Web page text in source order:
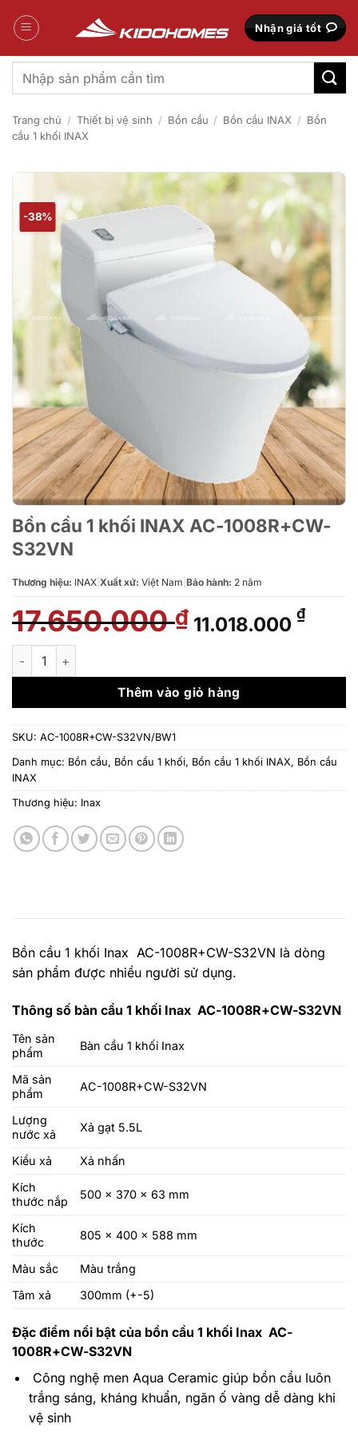
qua
Nhận giá tốt
Tìm
kiếm:
Trang chủ / Thiết bị vệ sinh / Bồn cầu / Bồn cầu INAX / Bồn
cầu 1 khối INAX
-38%
Bồn cầu 1 khối INAX AC-1008R+CW-
S32VN
Thương hiệu: INAX Xuất xứ: Việt Nam Bảo hành: 2 năm
17.650.000₫ Giá
gốc
17.650.000 ₫.
11.018.000 ₫Giá
là:
Bồn cầu 1 khối INAX AC-1008R+CW-S32VN số lượng
Thêm vào giỏ hàng
SKU: AC-1008R+CW-S32VN/BW1
Danh mục: Bồn cầu, Bồn cầu 1 khối, Bồn cầu 1 khối INAX, Bồn cầu
INAX
Thương hiệu: Inax
Bồn cầu 1 khối Inax AC-1008R+CW-S32VN là dòng
sản phẩm được nhiều người sử dụng.
Thông số bàn cầu 1 khối Inax AC-1008R+CW-S32VN
Tên sản
phẩm
Bàn cầu 1 khối Inax
Mã sản
phẩm
AC-1008R+CW-S32VN
Lượng
nước xả
Xả gạt 5.5L
Kiểu xả
Xả nhấn
Kích
thước nắp
500 x 370 x 63 mm
Kích
thước
805 x 400 x 588 mm
Màu sắc
Màu trắng
Tâm xả
300mm (+-5)
Đặc điểm nổi bật của bồn cầu 1 khối Inax AC-
1008R+CW-S32VN
Công nghệ men Aqua Ceramic giúp bồn cầu luôn
trắng sáng, kháng khuẩn, ngăn ố vàng dễ dàng khi
vệ sinh